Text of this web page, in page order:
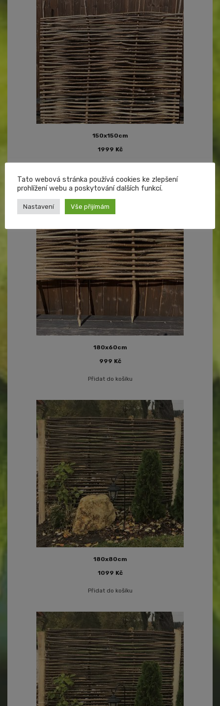
150x150cm
1999 Kč
180x60cm
999 Kč
Přidat do košíku
180x80cm
1099 Kč
Přidat do košíku
Tato webová stránka používá cookies ke zlepšení
prohlížení webu a poskytování dalších funkcí.
Nastavení Vše přijímám